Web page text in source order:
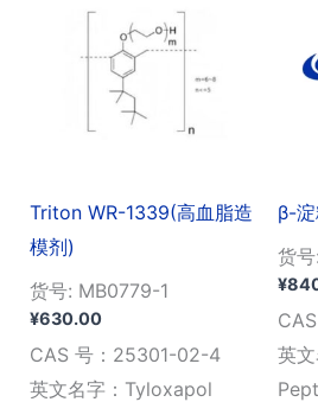
Triton WR-1339(高血脂造
模剂)
货号: MB0779-1
¥630.00
CAS 号：25301-02-4
英文名字：Tyloxapol
β-
货
¥
英